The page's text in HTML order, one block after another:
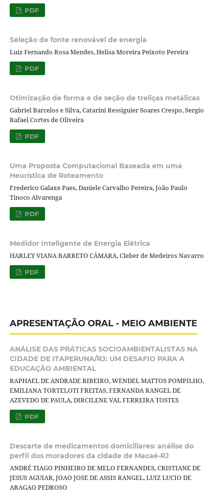
PDF
Seleção de fonte renovável de energia
Luiz Fernando Rosa Mendes, Helisa Moreira Peixoto Pereira
PDF
Otimização de forma e de seção de treliças metálicas
Gabriel Barcelos e Silva, Catarini Ressiguier Soares Crespo, Sergio
Rafael Cortes de Oliveira
PDF
Uma Proposta Computacional Baseada em uma
Heurística de Roteamento
Frederico Galaxe Paes, Daniele Carvalho Pereira, João Paulo
Tinoco Alvarenga
PDF
Medidor Inteligente de Energia Elétrica
HARLEY VIANA BARRETO CÂMARA, Cleber de Medeiros Navarro
PDF
APRESENTAÇÃO ORAL - MEIO AMBIENTE
ANÁLISE DAS PRÁTICAS SOCIOAMBIENTALISTAS NA
CIDADE DE ITAPERUNA/RJ: UM DESAFIO PARA A
EDUCAÇÃO AMBIENTAL
RAPHAEL DE ANDRADE RIBEIRO, WENDEL MATTOS POMPILHO,
EMILIANA TORTELOTI FREITAS, FERNANDA RANGEL DE
AZEVEDO DE PAULA, DIRCILENE VAL FERREIRA TOSTES
PDF
Descarte de medicamentos domiciliares: análise do
perfil dos moradores da cidade de Macaé-RJ
ANDRÉ TIAGO PINHEIRO DE MELO FERNANDES, CRISTIANE DE
JESUS AGUIAR, JOAO JOSE DE ASSIS RANGEL, LUIZ LUCIO DE
ARAGAO PEDROSO